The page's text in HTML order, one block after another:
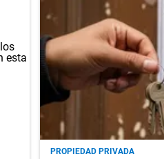
PROPIEDAD PRIVADA